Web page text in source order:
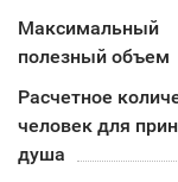
Максимальный
полезный объем
Расчетное
человек для
душа